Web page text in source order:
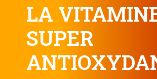
LA
SUPER